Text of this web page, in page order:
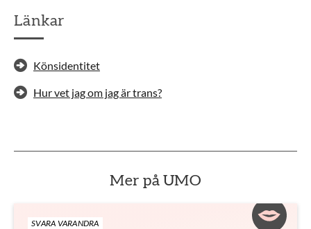
Länkar
Könsidentitet
Hur vet jag om jag är trans?
Mer på UMO
SVARA VARANDRA